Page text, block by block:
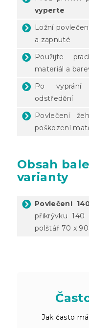
vyperte
Ložní
a zapnuté
Použijte
materiál a
Po vyprání
odstředění
Povlečení
poškození
Obsah
varianty
Povlečení
přikrývku
polštář 70 x
Jak často